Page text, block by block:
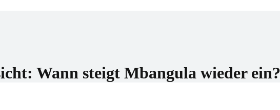
Wann steigt Mbangula wieder ein?